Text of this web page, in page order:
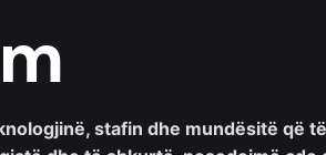
stafin dhe mundësitë që